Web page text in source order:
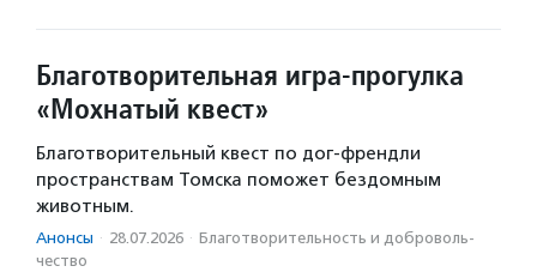
Благотворительная игра-прогулка
«Мохнатый квест»
Благотворительный квест по дог-френдли
пространствам Томска поможет бездомным
животным.
Анонсы · 28.07.2026 · Благотвори­тель­ность и доброволь­
чест­во